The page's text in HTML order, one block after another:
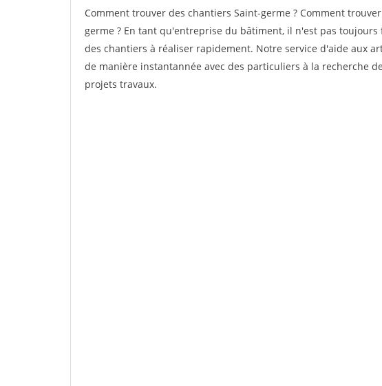
Comment trouver des chantiers Saint-germe ? Comment
germe ? En tant qu'entreprise du bâtiment, il n'est pas
des chantiers à réaliser rapidement. Notre service d'aide aux
de manière instantannée avec des particuliers à la recherche
projets travaux.